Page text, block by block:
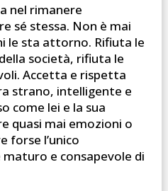
nel rimanere
sé stessa. Non è mai
le sta attorno. Rifiuta le
società, rifiuta le
Accetta e rispetta
strano, intelligente e
come lei e la sua
quasi mai emozioni o
forse l’unico
e consapevole di